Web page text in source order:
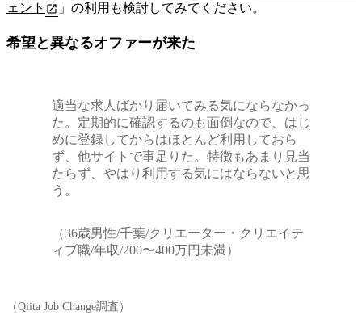
ェント
」の利用も検討してみてください。
希望と異なるオファーが来た
適当な求人ばかり届いてみる気にならなかっ
た。定期的に確認するのも面倒なので、はじ
めに登録してからはほとんど利用しておら
ず、他サイトで事足りた。特徴もあまり見当
たらず、やはり利用する気にはならないと思
う。
（36歳男性/千葉/クリエーター・クリエイテ
ィブ職/年収/200〜400万円未満）
（Qiita Job Change調査）